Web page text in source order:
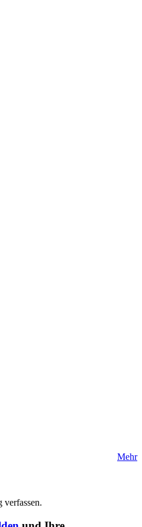
Mehr
verfassen.